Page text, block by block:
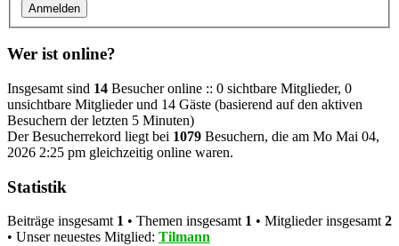
Wer ist online?
Insgesamt sind 14 Besucher online :: 0 sichtbare Mitglieder, 0
unsichtbare Mitglieder und 14 Gäste (basierend auf den aktiven
Besuchern der letzten 5 Minuten)
Der Besucherrekord liegt bei 1079 Besuchern, die am Mo Mai 04,
2026 2:25 pm gleichzeitig online waren.
Statistik
Beiträge insgesamt 1 • Themen insgesamt 1 • Mitglieder insgesamt 2
• Unser neuestes Mitglied: Tilmann